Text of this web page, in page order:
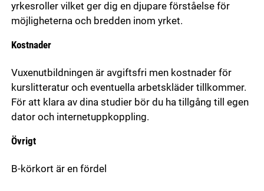
yrkesroller vilket ger dig en djupare förståelse för
möjligheterna och bredden inom yrket.
Kostnader
Vuxenutbildningen är avgiftsfri men kostnader för
kurslitteratur och eventuella arbetskläder tillkommer.
För att klara av dina studier bör du ha tillgång till egen
dator och internetuppkoppling.
Övrigt
B-körkort är en fördel